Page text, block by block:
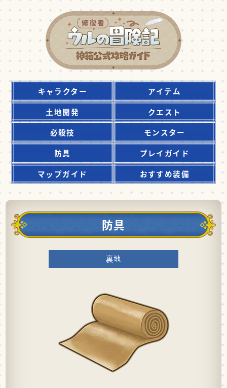
キャラクター
アイテム
土地開発
クエスト
必殺技
モンスター
防具
プレイガイド
マップガイド
おすすめ装備
防具
裏地